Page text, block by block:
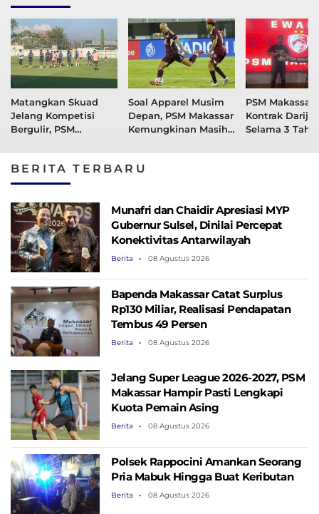
Matangkan Skuad
Jelang Kompetisi
Bergulir, PSM
Yogyakarta
Soal Apparel Musim
Depan, PSM Makassar
Kemungkinan Masih
PSM Makassar
Kontrak Darije
Selama 3
BERITA TERBARU
Munafri dan Chaidir Apresiasi MYP
Gubernur Sulsel, Dinilai Percepat
Konektivitas Antarwilayah
Berita 08 Agustus 2026
Bapenda Makassar Catat Surplus
Rp130 ​​Miliar, Realisasi Pendapatan
Tembus 49 Persen
Berita 08 Agustus 2026
Jelang Super League 2026-2027, PSM
Makassar Hampir Pasti Lengkapi
Kuota Pemain Asing
Berita 08 Agustus 2026
Polsek Rappocini Amankan Seorang
Pria Mabuk Hingga Buat Keributan
Berita 08 Agustus 2026